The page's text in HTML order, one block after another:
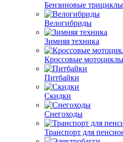
Бензиновые трициклы
Велогибриды
Зимняя техника
Кроссовые мотоциклы
Питбайки
Скидки
Снегоходы
Транспорт для